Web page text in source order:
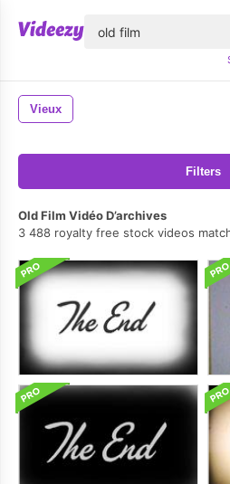
Vieux
Filters
Old Film Vidéo D’archives
3 488 royalty free stock videos